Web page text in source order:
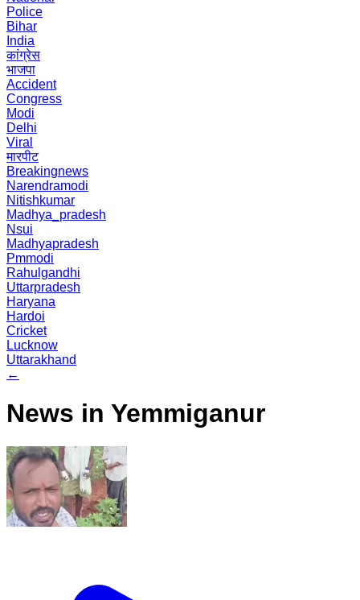
Police
Bihar
India
कांग्रेस
भाजपा
Accident
Congress
Modi
Delhi
Viral
मारपीट
Breakingnews
Narendramodi
Nitishkumar
Madhya_pradesh
Nsui
Madhyapradesh
Pmmodi
Rahulgandhi
Uttarpradesh
Haryana
Hardoi
Cricket
Lucknow
Uttarakhand
←
News in Yemmiganur